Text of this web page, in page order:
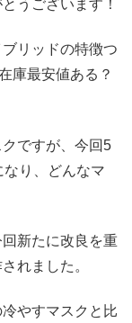
うございます！
リッドの特徴つ
庫最安値ある？
ですが、今回5
り、どんなマ
新たに改良を重
れました。
やすマスクと比